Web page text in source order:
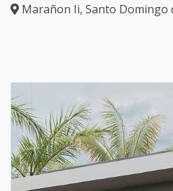
Marañon Ii, Santo Domingo